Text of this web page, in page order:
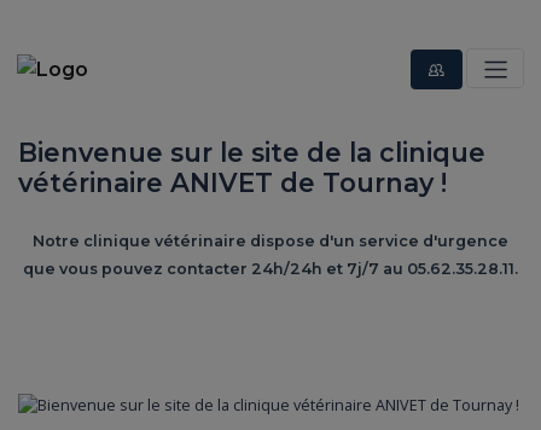
Bienvenue sur le site de la clinique
vétérinaire ANIVET de Tournay !
Notre clinique vétérinaire dispose d'un service d'urgence
que vous pouvez contacter 24h/24h et 7j/7 au 05.62.35.28.11.